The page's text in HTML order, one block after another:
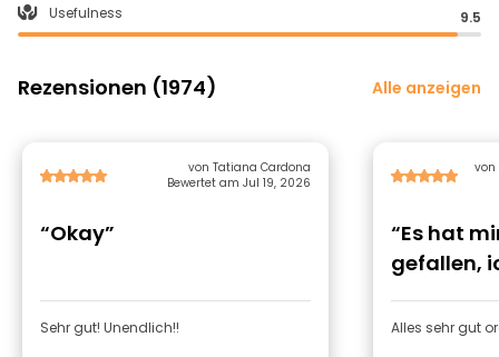
Usefulness 9.5
Rezensionen (1974) Alle anzeigen
von Tatiana Cardona
Bewertet am Jul 19, 2026
“Okay”
Sehr gut! Unendlich!!
von
“Es hat
gefallen,
Alles sehr gut